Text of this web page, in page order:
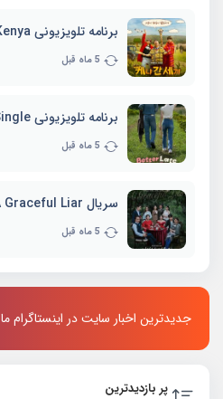
5 ماه قبل
5 ماه قبل
سریال A Graceful Liar
5 ماه قبل
جدیدترین اخبار سایت در اینستاگرام ما
پر بازدیدترین